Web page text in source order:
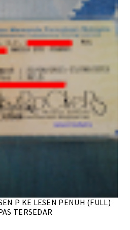
P KE LESEN PENUH (FULL)
TERSEDAR